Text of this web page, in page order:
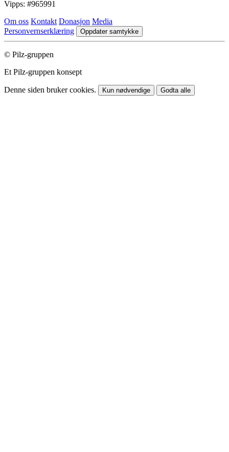
Vipps: #965991
Om oss Kontakt Donasjon Media
Personvernserklæring
Oppdater samtykke
© Pilz-gruppen
Et Pilz-gruppen konsept
Denne siden bruker cookies. Kun nødvendige Godta alle